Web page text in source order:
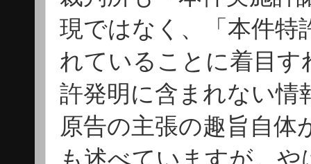
現ではなく、「本件特
れていることに着目す
許発明に含まれない情
原告の主張の趣旨自
も述べていますが、